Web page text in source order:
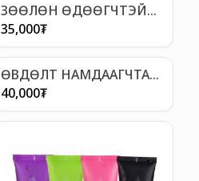
ЗӨӨЛӨН ӨДӨӨГЧТЭЙ
БЭЛГЭВЧ
35,000₮
ӨВДӨЛТ НАМДААГЧТАЙ
АНАЛ ГЕЛЬ
40,000₮